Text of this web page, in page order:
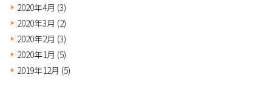
2020年4月 (3)
2020年3月 (2)
2020年2月 (3)
2020年1月 (5)
2019年12月 (5)